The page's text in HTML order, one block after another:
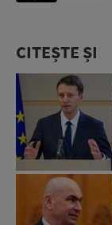
CITEȘTE ȘI